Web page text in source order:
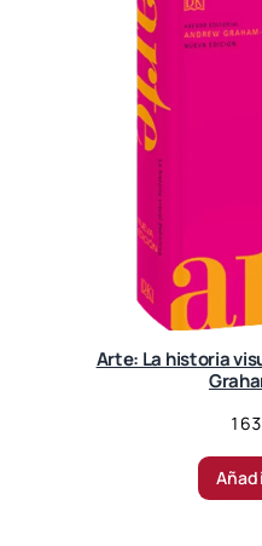
Arte: La historia